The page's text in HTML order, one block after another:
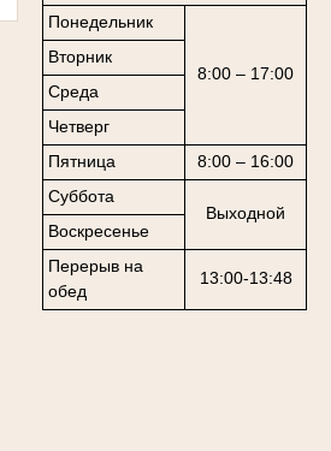
Понедельник
8:00 – 17:00
Вторник
Среда
Четверг
Пятница
8:00 – 16:00
Суббота
Выходной
Воскресенье
Перерыв на
обед
13:00-13:48